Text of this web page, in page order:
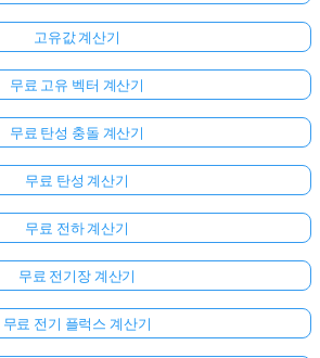
고유값 계산기
무료 고유 벡터 계산기
무료 탄성 충돌 계산기
무료 탄성 계산기
무료 전하 계산기
무료 전기장 계산기
무료 전기 플럭스 계산기